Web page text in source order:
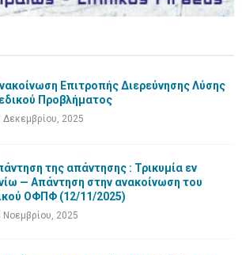
Επιτροπής Διερεύνησης Λύσης
Προβλήματος
Δεκεμβρίου, 2025
της απάντησης : Τρικυμία εν
— Απάντηση στην ανακοίνωση του
ΟΦΠΦ (12/11/2025)
Νοεμβρίου, 2025